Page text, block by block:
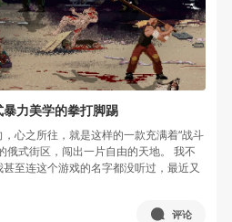
暴力美学的拳打脚踢
心之所往，就是这样的一款充满着“战斗
俄式街区，闯出一片自由的天地。 我不
至连这个游戏的名字都没听过，最近又
评论